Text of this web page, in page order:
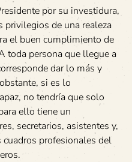
por su investidura,
privilegios de una realeza
el buen cumplimiento de
toda persona que llegue a
dar lo más y
si es lo
no tendría que solo
ello tiene un
secretarios, asistentes y,
profesionales del